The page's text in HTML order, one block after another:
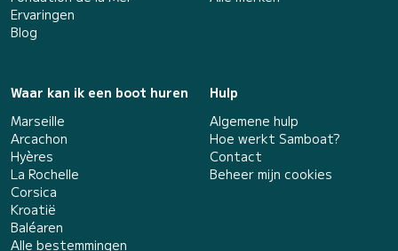
Ervaringen
Blog
Waar kan ik een boot huren
Marseille
Arcachon
Hyères
La Rochelle
Corsica
Kroatië
Baléaren
Alle bestemmingen
Hulp
Algemene hulp
Hoe werkt Samboat?
Contact
Beheer mijn cookies